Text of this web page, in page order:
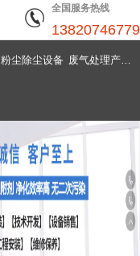
全国服务热线
13820746779
粉尘除尘设备 废气处理产品中心